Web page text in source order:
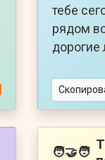
тебе
рядом
дорогие
🧑‍🤝‍🧑